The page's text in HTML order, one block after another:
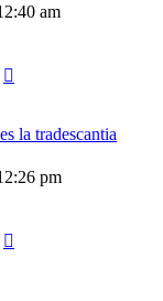
am
la tradescantia
pm